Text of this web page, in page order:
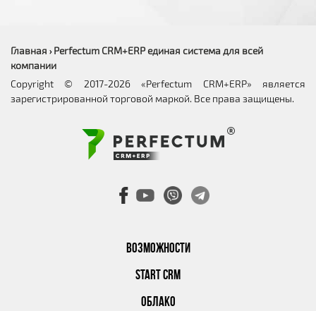
ВОЗМОЖНОСТИ
START CRM
ОБЛАКО
Главная › Perfectum CRM+ERP единая система для всей
компании
Copyright © 2017-2026 «Perfectum CRM+ERP» является
зарегистрированной торговой маркой. Все права защищены.